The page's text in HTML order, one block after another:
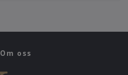
Om oss